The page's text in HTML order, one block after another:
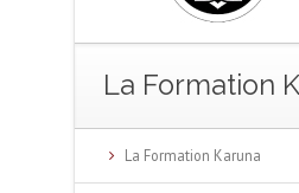
La Formation
La Formation Karuna